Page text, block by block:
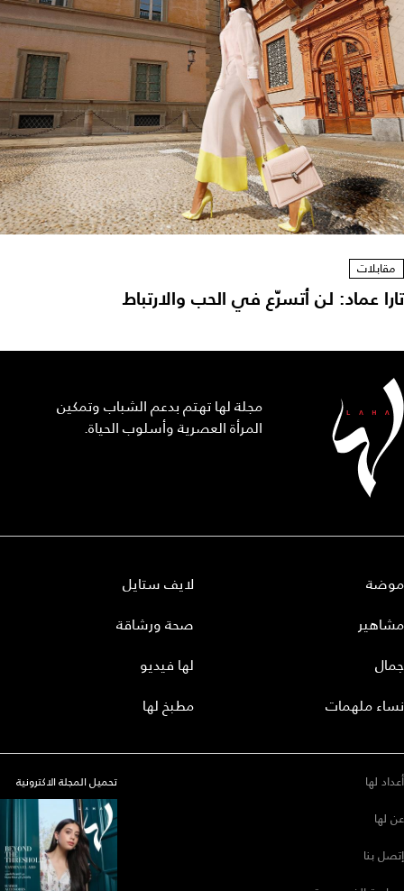
مقابلات
تارا عماد: لن أتسرّع في الحب والارتباط
مجلة لها تهتم بدعم الشباب وتمكين
المرأة العصرية وأسلوب الحياة.
موضة
مشاهير
جمال
نساء ملهمات
لايف ستايل
صحة ورشاقة
لها فيديو
مطبخ لها
أعداد لها
عن لها
إتصل بنا
تحميل المجلة الاكترونية